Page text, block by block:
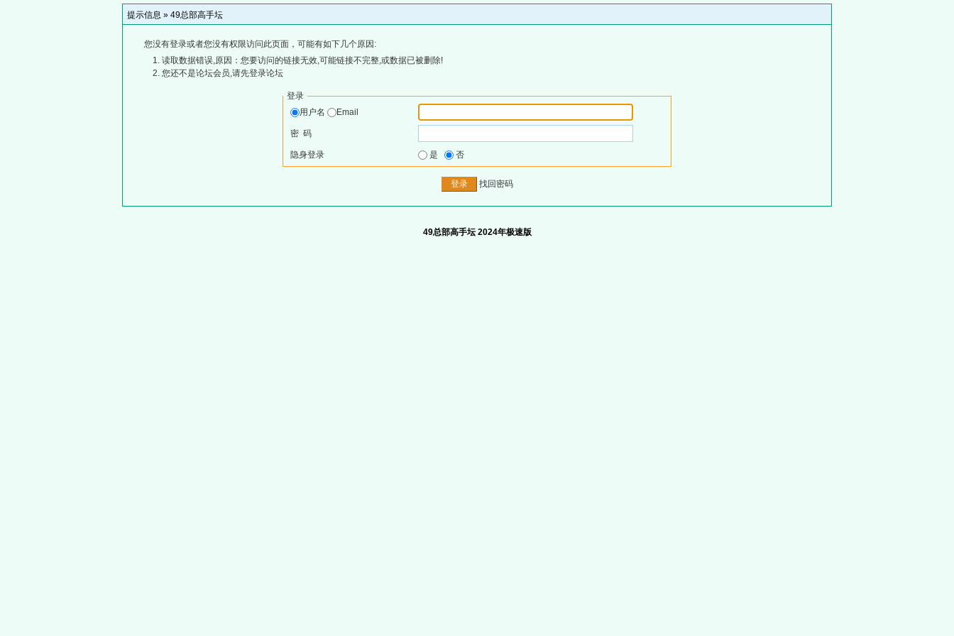
提示信息 » 49总部高手坛
您没有登录或者您没有权限访问此页面，可能有如下几个原因:
读取数据错误,原因：您要访问的链接无效,可能链接不完整,或数据已被删除!
您还不是论坛会员,请先登录论坛
登录
用户名
Email
密 码
隐身登录 是 否
找回密码
49总部高手坛 2024年极速版